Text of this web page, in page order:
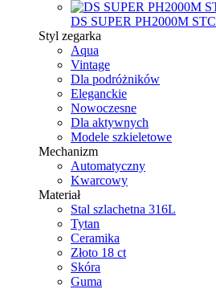
DS SUPER PH2000M STC
Styl zegarka
Aqua
Vintage
Dla podróżników
Eleganckie
Nowoczesne
Dla aktywnych
Modele szkieletowe
Mechanizm
Automatyczny
Kwarcowy
Materiał
Stal szlachetna 316L
Tytan
Ceramika
Złoto 18 ct
Skóra
Guma